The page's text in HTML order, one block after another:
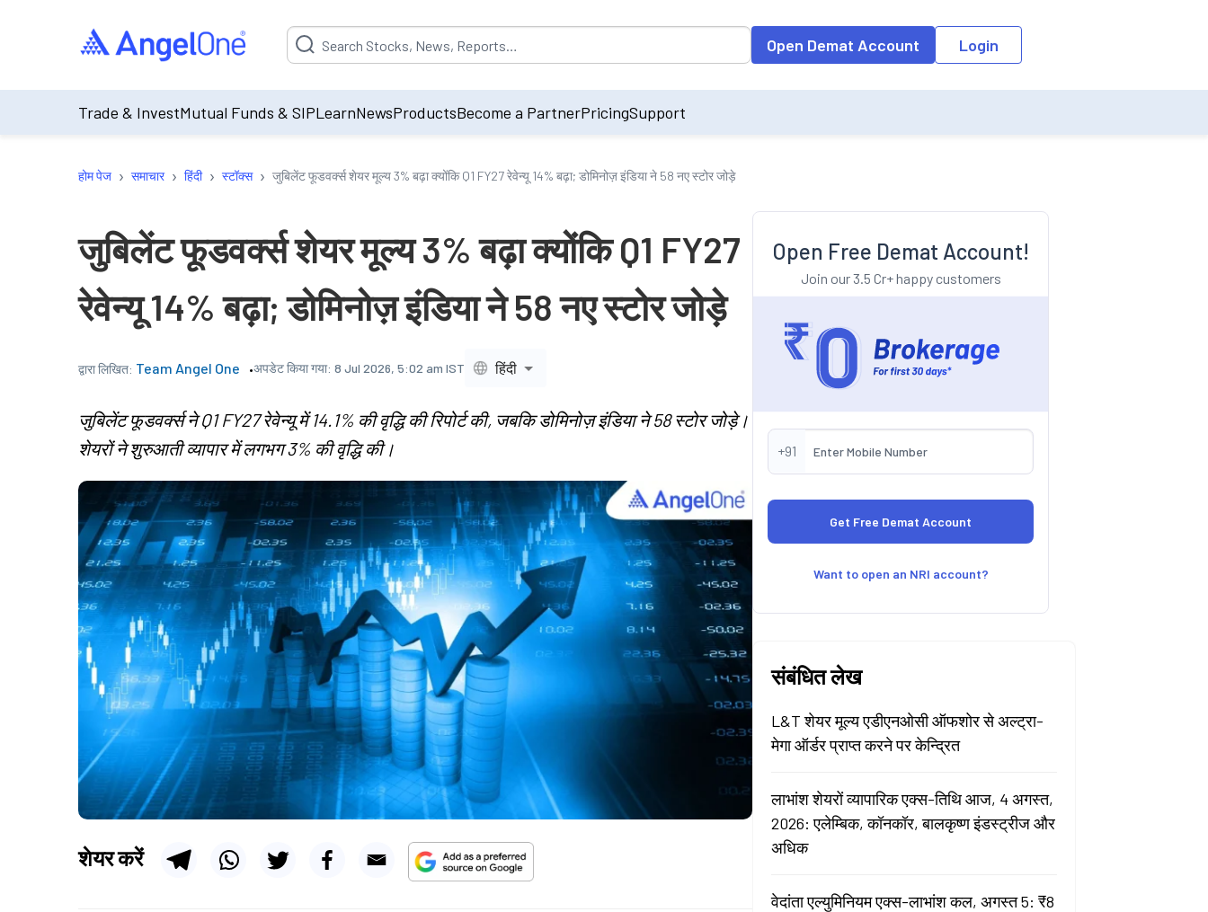
Suggestion will be populated by default on accessing the input field. On entering data into the input field, the suggestion list will be updated as per the
Open Demat Account Login
Trade & InvestMutual Funds & SIPLearnNewsProductsBecome a PartnerPricingSupport
होम पेज › समाचार › हिंदी › स्टॉक्स › जुबिलेंट फूडवर्क्स शेयर मूल्य 3% बढ़ा क्योंकि Q1 FY27 रेवेन्यू 14% बढ़ा; डोमिनोज़ इंडिया ने 58 नए स्टोर जोड़े
जुबिलेंट फूडवर्क्स शेयर मूल्य 3% बढ़ा क्योंकि Q1 FY27
रेवेन्यू 14% बढ़ा; डोमिनोज़ इंडिया ने 58 नए स्टोर जोड़े
द्वारा लिखित: Team Angel One अपडेट किया गया: 8 Jul 2026, 5:02 am IST हिंदी
जुबिलेंट फूडवर्क्स ने Q1 FY27 रेवेन्यू में 14.1% की वृद्धि की रिपोर्ट की, जबकि डोमिनोज़ इंडिया ने 58 स्टोर जोड़े।
शेयरों ने शुरुआती व्यापार में लगभग 3% की वृद्धि की।
शेयर करें
Open Free Demat Account!
Join our 3.5 Cr+ happy customers
+91
Want to open an NRI account?
संबंधित लेख
L&T शेयर मूल्य एडीएनओसी ऑफशोर से अल्ट्रा-
मेगा ऑर्डर प्राप्त करने पर केन्द्रित
लाभांश शेयरों व्यापारिक एक्स-तिथि आज, 4 अगस्त,
2026: एलेम्बिक, कॉनकॉर, बालकृष्ण इंडस्ट्रीज और
अधिक
वेदांता एल्युमिनियम एक्स-लाभांश कल, अगस्त 5: ₹8